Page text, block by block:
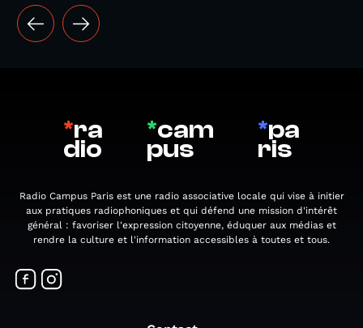
*ra
dio
*cam
pus
*pa
ris
Radio Campus Paris est une radio associative locale qui vise à initier
aux pratiques radiophoniques et qui défend une mission d'intérêt
général : favoriser l'expression citoyenne, éduquer aux médias et
rendre la culture et l'information accessibles à toutes et tous.